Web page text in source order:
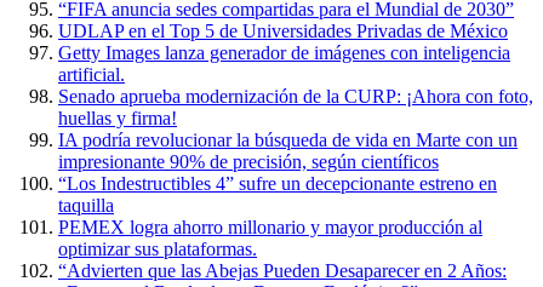
“FIFA anuncia sedes compartidas para el Mundial de 2030”
UDLAP en el Top 5 de Universidades Privadas de México
Getty Images lanza generador de imágenes con inteligencia
artificial.
Senado aprueba modernización de la CURP: ¡Ahora con foto,
huellas y firma!
IA podría revolucionar la búsqueda de vida en Marte con un
impresionante 90% de precisión, según científicos
“Los Indestructibles 4” sufre un decepcionante estreno en
taquilla
PEMEX logra ahorro millonario y mayor producción al
optimizar sus plataformas.
“Advierten que las Abejas Pueden Desaparecer en 2 Años: